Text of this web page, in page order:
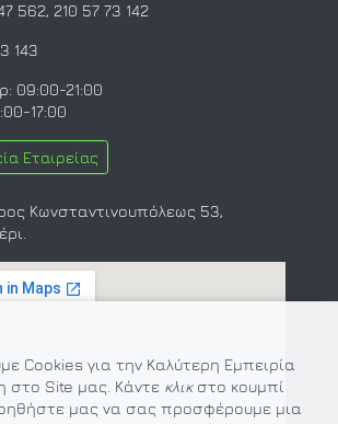
Cookies για την Καλύτερη Εμπειρία
στο Site μας. Κάντε κλικ στο κουμπί
μας να σας προσφέρουμε μια
562, 210 57 73 142
143
09:00-21:00
17:00
Εταιρείας
Κωνσταντινουπόλεως 53,